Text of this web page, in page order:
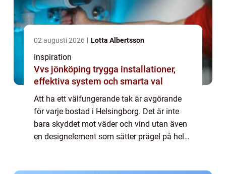
02 augusti 2026 Lotta Albertsson
inspiration
Vvs jönköping trygga installationer,
effektiva system och smarta val
Att ha ett välfungerande tak är avgörande
för varje bostad i Helsingborg. Det är inte
bara skyddet mot väder och vind utan även
en designelement som sätter prägel på hela